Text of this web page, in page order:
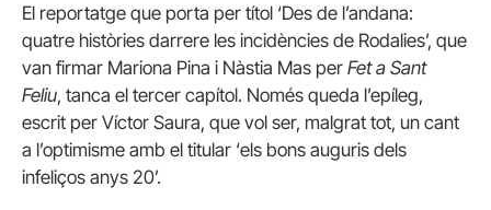
El reportatge que porta per títol ‘Des de l’andana:
quatre històries darrere les incidències de Rodalies’, que
van firmar Mariona Pina i Nàstia Mas per Fet a Sant
Feliu, tanca el tercer capítol. Només queda l’epíleg,
escrit per Víctor Saura, que vol ser, malgrat tot, un cant
a l’optimisme amb el titular ‘els bons auguris dels
infeliços anys 20’.